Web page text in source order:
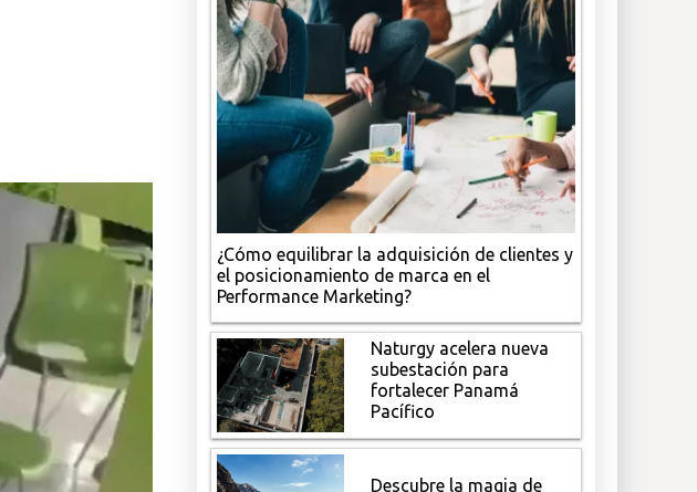
¿Cómo equilibrar la adquisición de clientes y
el posicionamiento de marca en el
Performance Marketing?
Naturgy acelera nueva
subestación para
fortalecer Panamá
Pacífico
Descubre la magia de